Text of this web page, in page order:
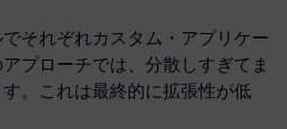
それぞれカスタム・アプリケー
プローチでは、分散しすぎてま
。これは最終的に拡張性が低